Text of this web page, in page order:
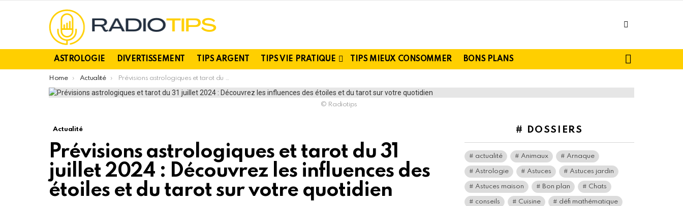
ASTROLOGIE DIVERTISSEMENT TIPS ARGENT TIPS VIE PRATIQUE TIPS MIEUX CONSOMMER BONS PLANS
You are here:
Home Actualité Prévisions astrologiques et tarot du 31 juillet 2024 : Découvrez les influences des étoiles et du tarot sur votre quotidien
© Radiotips
Actualité
Prévisions astrologiques et tarot du 31
juillet 2024 : Découvrez les influences des
étoiles et du tarot sur votre quotidien
# DOSSIERS
actualité Animaux Arnaque
Astrologie Astuces Astuces jardin
Astuces maison Bon plan Chats
conseils Cuisine défi mathématique